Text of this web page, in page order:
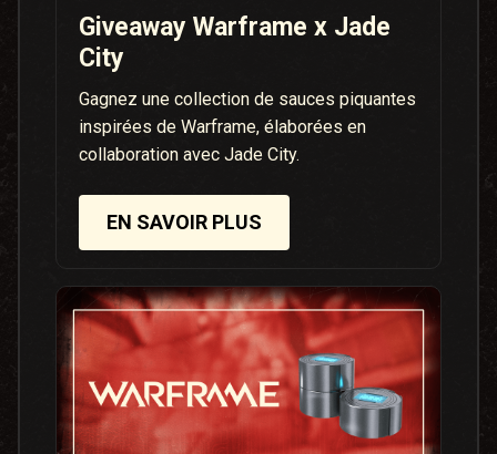
Giveaway Warframe x Jade
City
Gagnez une collection de sauces piquantes
inspirées de Warframe, élaborées en
collaboration avec Jade City.
EN SAVOIR PLUS